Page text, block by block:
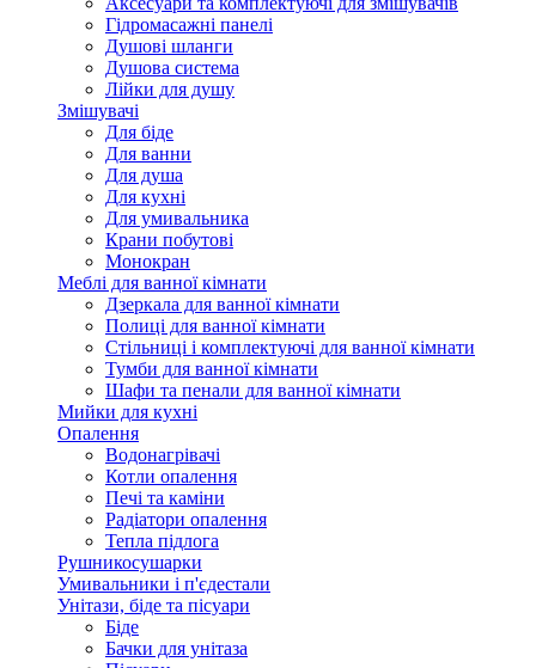
Гідромасажні панелі
Душові шланги
Душова система
Лійки для душу
Змішувачі
Для біде
Для ванни
Для душа
Для кухні
Для умивальника
Крани побутові
Монокран
Меблі для ванної кімнати
Дзеркала для ванної кімнати
Полиці для ванної кімнати
Стільниці і комплектуючі для ванної кімнати
Тумби для ванної кімнати
Шафи та пенали для ванної кімнати
Мийки для кухні
Опалення
Водонагрівачі
Котли опалення
Печі та каміни
Радіатори опалення
Тепла підлога
Рушникосушарки
Умивальники і п'єдестали
Унітази, біде та пісуари
Біде
Бачки для унітаза